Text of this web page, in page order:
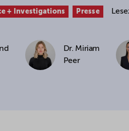
click "Accept only
can individualize your choice
consent or selection at any
+ Investigations Presse
Dr. Miriam
Peer